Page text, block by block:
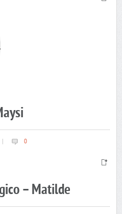
0
– Matilde